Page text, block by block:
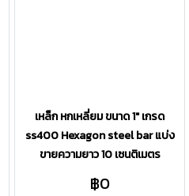
เหล็ก หกเหลี่ยม ขนาด 1" เกรด
ss400 Hexagon steel bar แบ่ง
ขายความยาว 10 เซนติเมตร
฿0